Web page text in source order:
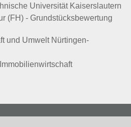
Universität Kaiserslautern
(FH) - Grundstücksbewertung
und Umwelt Nürtingen-